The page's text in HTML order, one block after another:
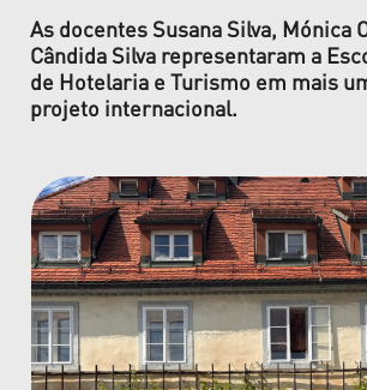
As docentes Susana Silva, Mónica
Cândida Silva representaram a
de Hotelaria e Turismo em mais
projeto internacional.